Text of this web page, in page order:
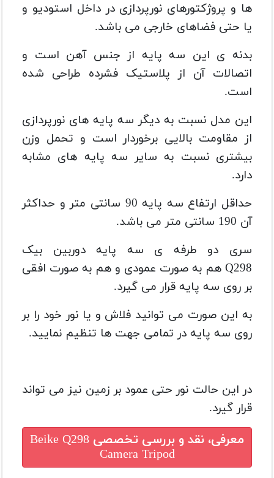
ها و پروژکتورهای نورپردازی در داخل استودیو و
یا حتی فضاهای خارجی می باشد.
بدنه ی این سه پایه از جنس آهن است و
اتصالات آن از پلاستیک فشرده طراحی شده
است.
این مدل نسبت به دیگر سه پایه های نورپردازی
از مقاومت بالایی برخوردار است و تحمل وزن
بیشتری نسبت به سایر سه پایه های مشابه
دارد.
حداقل ارتفاع سه پایه 90 سانتی متر و حداکثر
آن 190 سانتی متر می باشد.
سری دو طرفه ی سه پایه دوربین بیک
Q298 هم به صورت عمودی و هم به صورت افقی
بر روی سه پایه قرار می گیرد.
به این صورت می توانید فلاش و یا نور خود را بر
روی سه پایه در تمامی جهت ها تنظیم نمایید.
در این حالت نور حتی عمود بر زمین نیز می تواند
قرار گیرد.
معرفی، نقد و بررسی تخصصی Beike Q298
Camera Tripod